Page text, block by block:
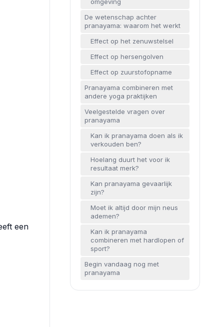
een
De wetenschap achter
pranayama: waarom het werkt
Effect op het zenuwstelsel
Effect op hersengolven
Effect op zuurstofopname
Pranayama combineren met
andere yoga praktijken
Veelgestelde vragen over
pranayama
Kan ik pranayama doen als ik
verkouden ben?
Hoelang duurt het voor ik
resultaat merk?
Kan pranayama gevaarlijk
zijn?
Moet ik altijd door mijn neus
ademen?
Kan ik pranayama
combineren met hardlopen of
sport?
Begin vandaag nog met
pranayama